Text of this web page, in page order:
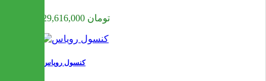
29,616,000 تومان
کنسول رویاس